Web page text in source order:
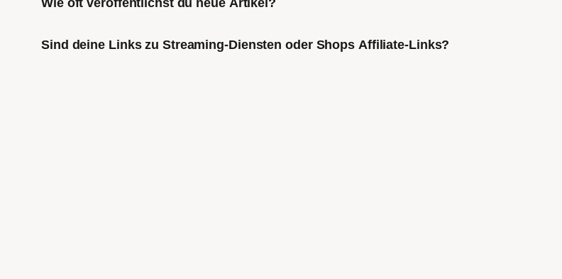
Sind deine Links zu Streaming-Diensten oder Shops Affiliate-Links?